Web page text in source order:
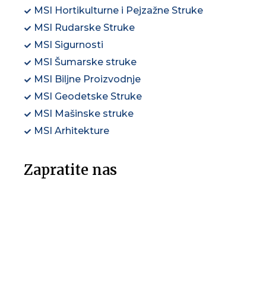
MSI Hortikulturne i Pejzažne Struke
MSI Rudarske Struke
MSI Sigurnosti
MSI Šumarske struke
MSI Biljne Proizvodnje
MSI Geodetske Struke
MSI Mašinske struke
MSI Arhitekture
Zapratite nas